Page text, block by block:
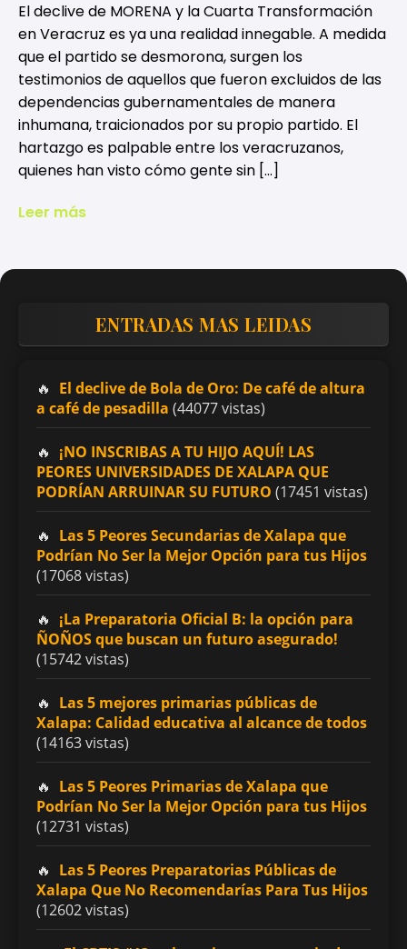
El declive de MORENA y la Cuarta Transformación
en Veracruz es ya una realidad innegable. A medida
que el partido se desmorona, surgen los
testimonios de aquellos que fueron excluidos de las
dependencias gubernamentales de manera
inhumana, traicionados por su propio partido. El
hartazgo es palpable entre los veracruzanos,
quienes han visto cómo gente sin […]
Leer más
ENTRADAS MAS LEIDAS
El declive de Bola de Oro: De café de altura
a café de pesadilla (44077 vistas)
¡NO INSCRIBAS A TU HIJO AQUÍ! LAS
PEORES UNIVERSIDADES DE XALAPA QUE
PODRÍAN ARRUINAR SU FUTURO (17451 vistas)
Las 5 Peores Secundarias de Xalapa que
Podrían No Ser la Mejor Opción para tus Hijos
(17068 vistas)
¡La Preparatoria Oficial B: la opción para
ÑOÑOS que buscan un futuro asegurado!
(15742 vistas)
Las 5 mejores primarias públicas de
Xalapa: Calidad educativa al alcance de todos
(14163 vistas)
Las 5 Peores Primarias de Xalapa que
Podrían No Ser la Mejor Opción para tus Hijos
(12731 vistas)
Las 5 Peores Preparatorias Públicas de
Xalapa Que No Recomendarías Para Tus Hijos
(12602 vistas)